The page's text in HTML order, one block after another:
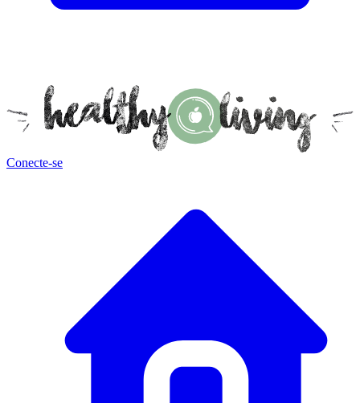
Conecte-se